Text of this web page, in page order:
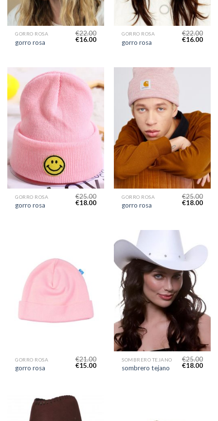
GORRO ROSA
gorro rosa
€22.00
€16.00
GORRO ROSA
gorro rosa
€22.00
€16.00
GORRO ROSA
gorro rosa
€25.00
€18.00
GORRO ROSA
gorro rosa
€25.00
€18.00
GORRO ROSA
gorro rosa
€21.00
€15.00
SOMBRERO TEJANO
sombrero tejano
€25.00
€18.00